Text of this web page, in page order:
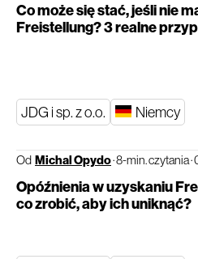
Co może się stać, jeśli nie
Freistellung? 3 realne
JDG i sp. z o.o. Niemcy
Od Michal Opydo·8-min. czytania·
Opóźnienia w uzyskaniu
co zrobić, aby ich uniknąć?